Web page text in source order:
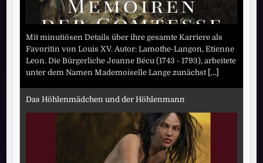
Mit minutiösen Details über ihre gesamte Karriere als
Favoritin von Louis XV. Autor: Lamothe-Langon, Etienne
Leon. Die Bürgerliche Jeanne Bécu (1743 - 1793), arbeitete
unter dem Namen Mademoiselle Lange zunächst [...]
Das Höhlenmädchen und der Höhlenmann